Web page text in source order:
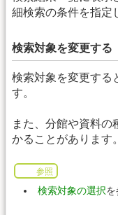
細検索の条件を指定
検索対象を変更する
検索対象を変更する
す。
また、分館や資料の
かることがあります。
参照
検索対象の選択を